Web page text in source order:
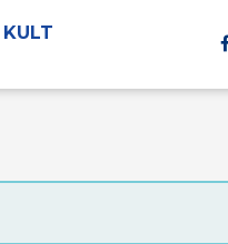
KULT